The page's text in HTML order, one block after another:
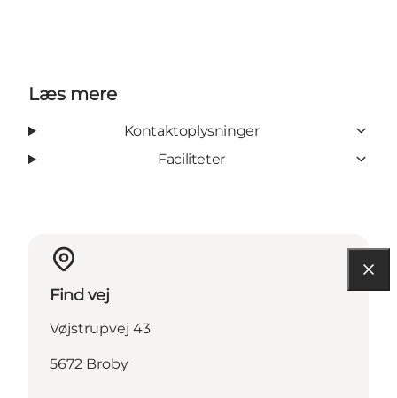
Læs mere
Kontaktoplysninger
Faciliteter
Find vej
Vøjstrupvej 43
5672 Broby